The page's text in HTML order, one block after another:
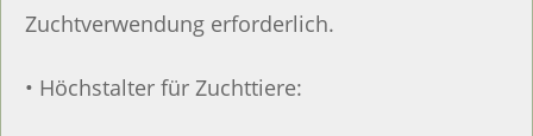
Zuchtverwendung erforderlich.
• Höchstalter für Zuchttiere: